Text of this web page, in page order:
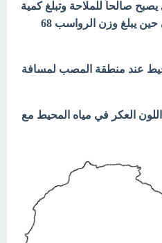
صالحاً للملاحة وتبلغ كمية
الصرف السنوي 1350 كم في حين يبلغ وزن الرواسب 68
عند منطقة المصب لمسافة
العكر في مياه المحيط مع